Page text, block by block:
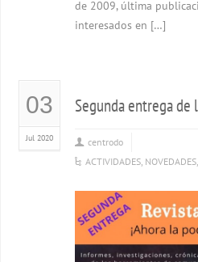
de 2009, última
interesados en […]
03
Jul 2020
Segunda entrega de
centrodo
ACTIVIDADES, NOVEDADES,